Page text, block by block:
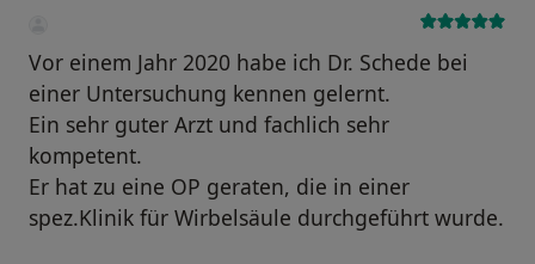
Vor einem Jahr 2020 habe ich Dr. Schede bei
einer Untersuchung kennen gelernt.
Ein sehr guter Arzt und fachlich sehr
kompetent.
Er hat zu eine OP geraten, die in einer
spez.Klinik für Wirbelsäule durchgeführt wurde.